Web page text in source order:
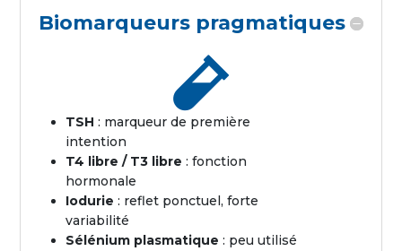
Biomarqueurs pragmatiques

TSH : marqueur de première
intention
T4 libre / T3 libre : fonction
hormonale
Iodurie : reflet ponctuel, forte
variabilité
Sélénium plasmatique : peu utilisé